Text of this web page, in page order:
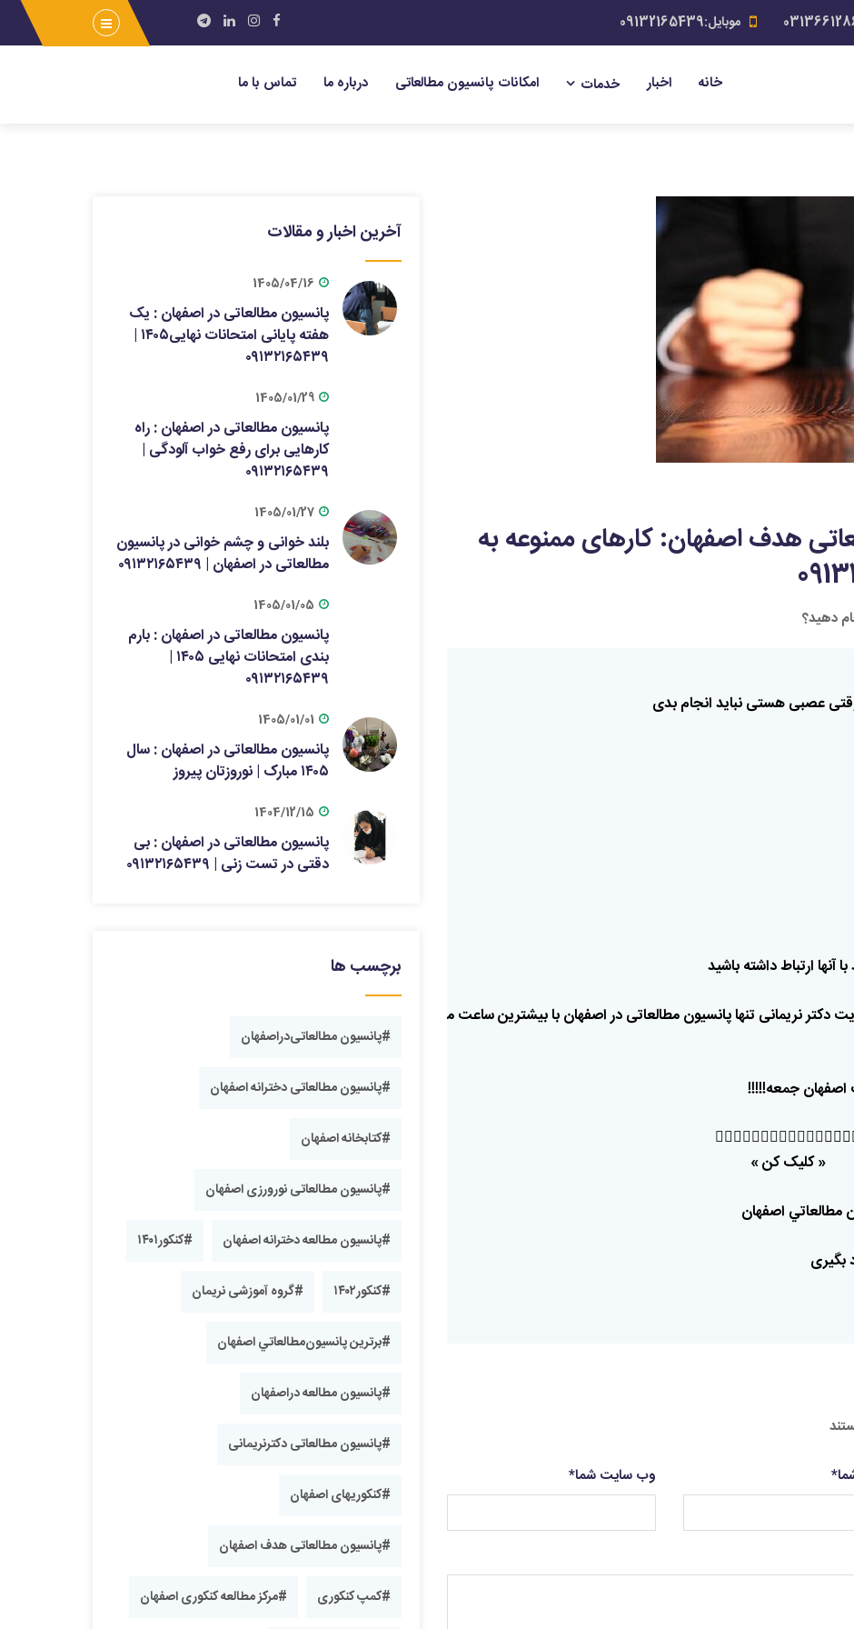
موبایل:09132165439
خانه اخبار خدمات امکانات پانسیون مطالعاتی درباره ما تماس با ما
هدف اصفهان: کارهای ممنوعه به
دهید؟
عصبیهستینبایدانجامبدی
باآنهاارتباطداشتهباشید
دکترنریمانی تنهاپانسیونمطالعاتیدراصفهانبابیشترینساعتمطالعه
اصفهانجمعه!!!!!
👇🏼👇🏼👇🏼👇🏼👇🏼👇🏼
«کلیک کن»
مطالعاتي اصفهان
بگیری
* وب سایت شما*
آخرین اخبار و مقالات
1405/04/16
پانسیون مطالعاتی در اصفهان : یک
هفته پایانی امتحانات نهایی۱۴۰۵ |
۰۹۱۳۲۱۶۵۴۳۹
1405/01/29
پانسیون مطالعاتی در اصفهان : راه
کارهایی برای رفع خواب آلودگی |
۰۹۱۳۲۱۶۵۴۳۹
1405/01/27
بلند خوانی و چشم خوانی در پانسیون
مطالعاتی در اصفهان | ۰۹۱۳۲۱۶۵۴۳۹
1405/01/05
پانسیون مطالعاتی در اصفهان : بارم
بندی امتحانات نهایی ۱۴۰۵ |
۰۹۱۳۲۱۶۵۴۳۹
1405/01/01
پانسیون مطالعاتی در اصفهان : سال
۱۴۰۵ مبارک | نوروزتان پیروز
1404/12/15
پانسیون مطالعاتی در اصفهان : بی
دقتی در تست زنی | ۰۹۱۳۲۱۶۵۴۳۹
برچسب ها
#‎پانسیون مطالعاتی‌‌دراصفهان
#پانسیون مطالعاتی دخترانه اصفهان
#کتابخانه اصفهان
#پانسیون ‎مطالعاتی نورورزی اصفهان
#پانسیون مطالعه دخترانه اصفهان #کنکور۱۴۰۱
#کنکور۱۴۰۲ #گروه آموزشی نریمان
#برترین پانسیون‌مطالعاتي اصفهان
#پانسیون مطالعه دراصفهان
#پانسیون مطالعاتی دکترنریمانی
#کنکوریهای اصفهان
#پانسیون مطالعاتی هدف اصفهان
#کمپ کنکوری #مرکز مطالعه کنکوری اصفهان